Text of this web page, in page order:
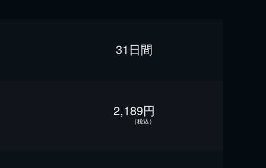
31日間
2,189円
（税込）